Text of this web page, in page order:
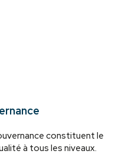
constituent le
à tous les niveaux.